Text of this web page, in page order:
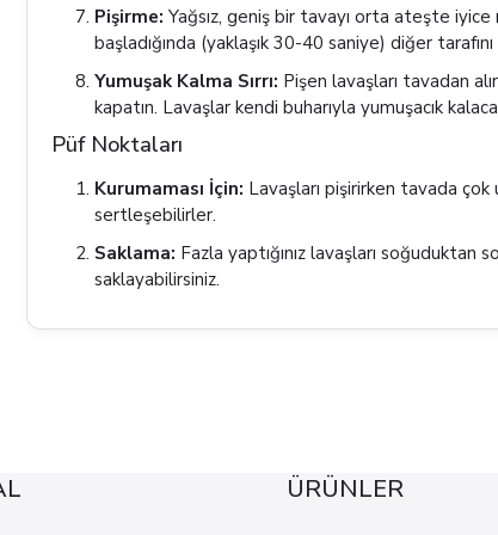
Pişirme: Yağsız, geniş bir tavayı orta ateşte iyice
başladığında (yaklaşık 30-40 saniye) diğer
Yumuşak Kalma Sırrı: Pişen lavaşları tavadan
kapatın. Lavaşlar kendi buharıyla yumuşacık
Püf Noktaları
Kurumaması İçin: Lavaşları pişirirken tavada
sertleşebilirler.
Saklama: Fazla yaptığınız lavaşları
saklayabilirsiniz.
ÜRÜNLER